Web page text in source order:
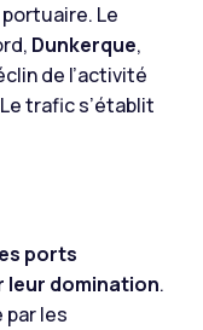
Le
Dunkerque,
de l’activité
trafic s’établit
ports
leur domination.
par les